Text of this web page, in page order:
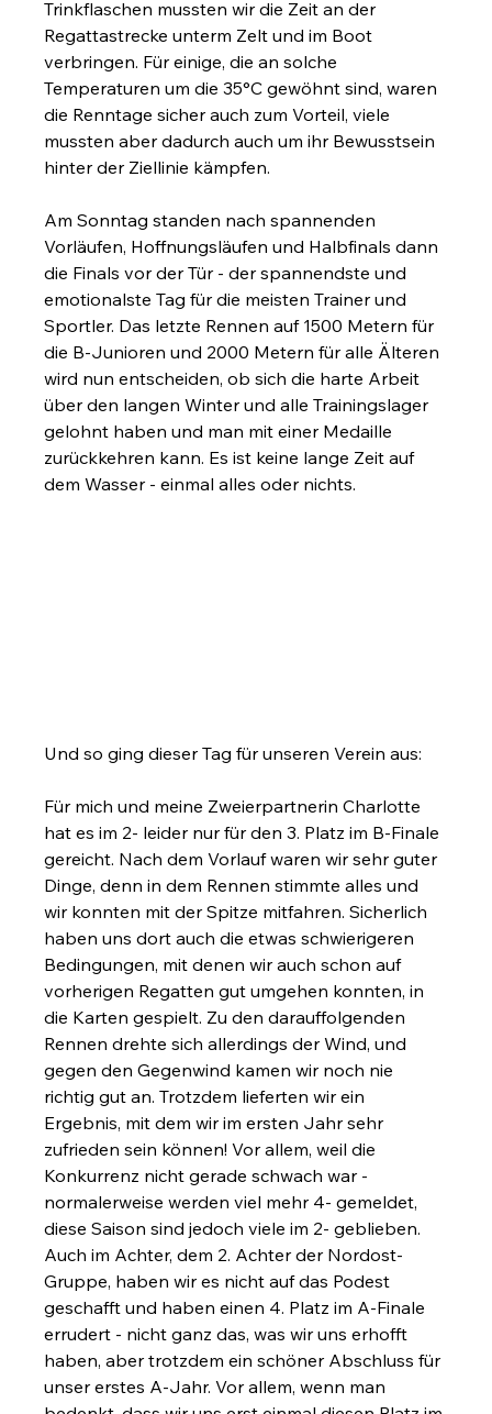
Trinkflaschen mussten wir die Zeit an der
Regattastrecke unterm Zelt und im Boot
verbringen. Für einige, die an solche
Temperaturen um die 35°C gewöhnt sind, waren
die Renntage sicher auch zum Vorteil, viele
mussten aber dadurch auch um ihr Bewusstsein
hinter der Ziellinie kämpfen.
Am Sonntag standen nach spannenden
Vorläufen, Hoffnungsläufen und Halbfinals dann
die Finals vor der Tür - der spannendste und
emotionalste Tag für die meisten Trainer und
Sportler. Das letzte Rennen auf 1500 Metern für
die B-Junioren und 2000 Metern für alle Älteren
wird nun entscheiden, ob sich die harte Arbeit
über den langen Winter und alle Trainingslager
gelohnt haben und man mit einer Medaille
zurückkehren kann. Es ist keine lange Zeit auf
dem Wasser - einmal alles oder nichts.
Und so ging dieser Tag für unseren Verein aus:
Für mich und meine Zweierpartnerin Charlotte
hat es im 2- leider nur für den 3. Platz im B-Finale
gereicht. Nach dem Vorlauf waren wir sehr guter
Dinge, denn in dem Rennen stimmte alles und
wir konnten mit der Spitze mitfahren. Sicherlich
haben uns dort auch die etwas schwierigeren
Bedingungen, mit denen wir auch schon auf
vorherigen Regatten gut umgehen konnten, in
die Karten gespielt. Zu den darauffolgenden
Rennen drehte sich allerdings der Wind, und
gegen den Gegenwind kamen wir noch nie
richtig gut an. Trotzdem lieferten wir ein
Ergebnis, mit dem wir im ersten Jahr sehr
zufrieden sein können! Vor allem, weil die
Konkurrenz nicht gerade schwach war -
normalerweise werden viel mehr 4- gemeldet,
diese Saison sind jedoch viele im 2- geblieben.
Auch im Achter, dem 2. Achter der Nordost-
Gruppe, haben wir es nicht auf das Podest
geschafft und haben einen 4. Platz im A-Finale
errudert - nicht ganz das, was wir uns erhofft
haben, aber trotzdem ein schöner Abschluss für
unser erstes A-Jahr. Vor allem, wenn man